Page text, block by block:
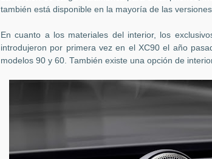
también está disponible en la mayoría de las
En cuanto a los materiales del interior, los
introdujeron por primera vez en el XC90 el año
modelos 90 y 60. También existe una opción de